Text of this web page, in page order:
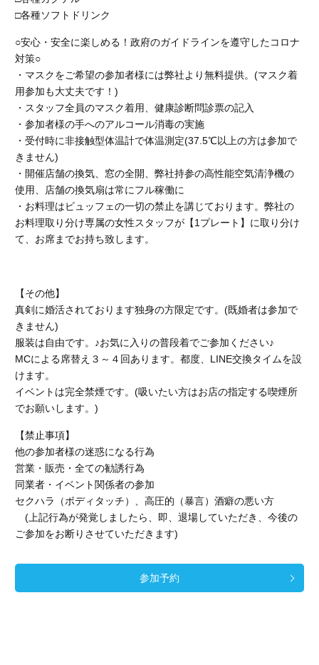
□各種ソフトドリンク
○安心・安全に楽しめる！政府のガイドラインを遵守したコロナ
対策○
・マスクをご希望の参加者様には弊社より無料提供。(マスク着
用参加も大丈夫です！)
・スタッフ全員のマスク着用、健康診断問診票の記入
・参加者様の手へのアルコール消毒の実施
・受付時に非接触型体温計で体温測定(37.5℃以上の方は参加で
きません)
・開催店舗の換気、窓の全開、弊社持参の高性能空気清浄機の
使用、店舗の換気扇は常にフル稼働に
・お料理はビュッフェの一切の禁止を講じております。弊社の
お料理取り分け専属の女性スタッフが【1プレート】に取り分け
て、お席までお持ち致します。
【その他】
真剣に婚活されております独身の方限定です。(既婚者は参加で
きません)
服装は自由です。♪お気に入りの普段着でご参加ください♪
MCによる席替え３～４回あります。都度、LINE交換タイムを設
けます。
イベントは完全禁煙です。(吸いたい方はお店の指定する喫煙所
でお願いします。)
【禁止事項】
他の参加者様の迷惑になる行為
営業・販売・全ての勧誘行為
同業者・イベント関係者の参加
セクハラ（ボディタッチ）、高圧的（暴言）酒癖の悪い方
(上記行為が発覚しましたら、即、退場していただき、今後の
ご参加をお断りさせていただきます)
参加予約